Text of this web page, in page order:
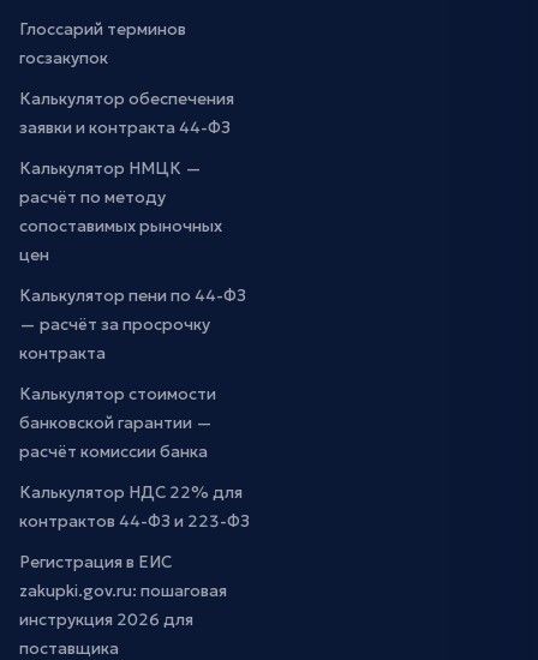
Глоссарий терминов
госзакупок
Калькулятор обеспечения
заявки и контракта 44-ФЗ
Калькулятор НМЦК —
расчёт по методу
сопоставимых рыночных
цен
Калькулятор пени по 44-ФЗ
— расчёт за просрочку
контракта
Калькулятор стоимости
банковской гарантии —
расчёт комиссии банка
Калькулятор НДС 22% для
контрактов 44-ФЗ и 223-ФЗ
Регистрация в ЕИС
zakupki.gov.ru: пошаговая
инструкция 2026 для
поставщика